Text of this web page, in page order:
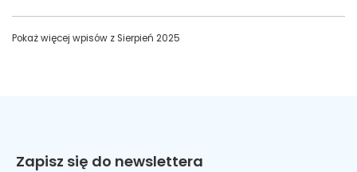
Pokaż więcej wpisów zSierpień 2025
Zapisz się do newslettera